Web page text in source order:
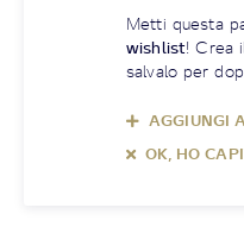
Metti questa
wishlist! Crea
salvalo per
AGGIUNGI
OK, HO